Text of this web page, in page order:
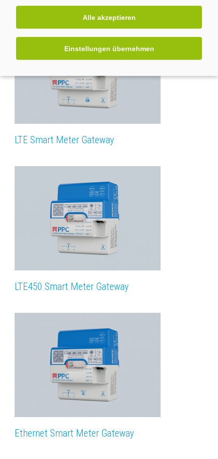
Alle akzeptieren
Einstellungen übernehmen
LTE Smart Meter Gateway
LTE450 Smart Meter Gateway
Ethernet Smart Meter Gateway